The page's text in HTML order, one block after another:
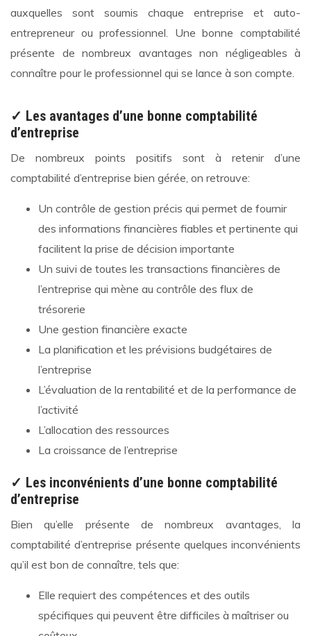
auxquelles sont soumis chaque entreprise et auto-
entrepreneur ou professionnel. Une bonne comptabilité
présente de nombreux avantages non négligeables à
connaître pour le professionnel qui se lance à son compte.
✓ Les avantages d’une bonne comptabilité
d’entreprise
De nombreux points positifs sont à retenir d’une
comptabilité d’entreprise bien gérée, on retrouve:
Un contrôle de gestion précis qui permet de fournir
des informations financières fiables et pertinente qui
facilitent la prise de décision importante
Un suivi de toutes les transactions financières de
l’entreprise qui mène au contrôle des flux de
trésorerie
Une gestion financière exacte
La planification et les prévisions budgétaires de
l’entreprise
L’évaluation de la rentabilité et de la performance de
l’activité
L’allocation des ressources
La croissance de l’entreprise
✓ Les inconvénients d’une bonne comptabilité
d’entreprise
Bien qu’elle présente de nombreux avantages, la
comptabilité d’entreprise présente quelques inconvénients
qu’il est bon de connaître, tels que:
Elle requiert des compétences et des outils
spécifiques qui peuvent être difficiles à maîtriser ou